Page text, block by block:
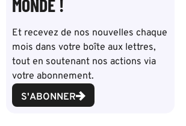
MONDE !
Et recevez de nos nouvelles chaque
mois dans votre boîte aux lettres,
tout en soutenant nos actions via
votre abonnement.
S'ABONNER